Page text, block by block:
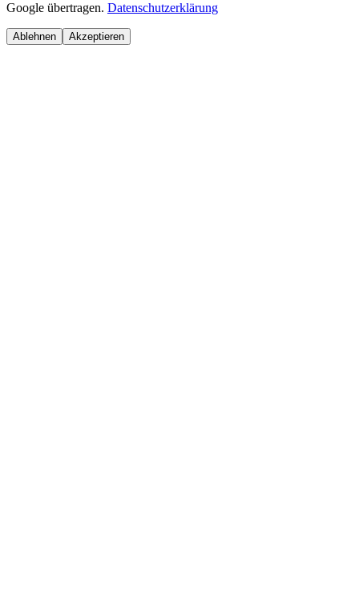
Google übertragen. Datenschutzerklärung
Ablehnen Akzeptieren